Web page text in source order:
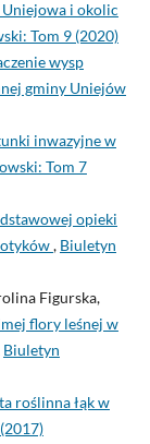
i okolic
Tom 9 (2020)
wysp
gminy Uniejów
inwazyjne w
Tom 7
opieki
, Biuletyn
Figurska,
flory leśnej w
Biuletyn
roślinna łąk w